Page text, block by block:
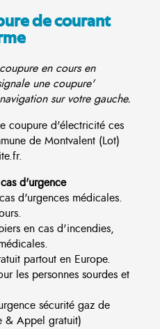
de courant
en cours en
une coupure'
sur votre gauche.
coupure d'électricité ces
de Montvalent (Lot)
d'urgence
d'urgences médicales.
en cas d'incendies,
partout en Europe.
les personnes sourdes et
sécurité gaz de
& Appel gratuit)